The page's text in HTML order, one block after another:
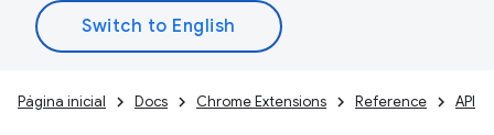
Página inicial Docs Chrome Extensions Reference API